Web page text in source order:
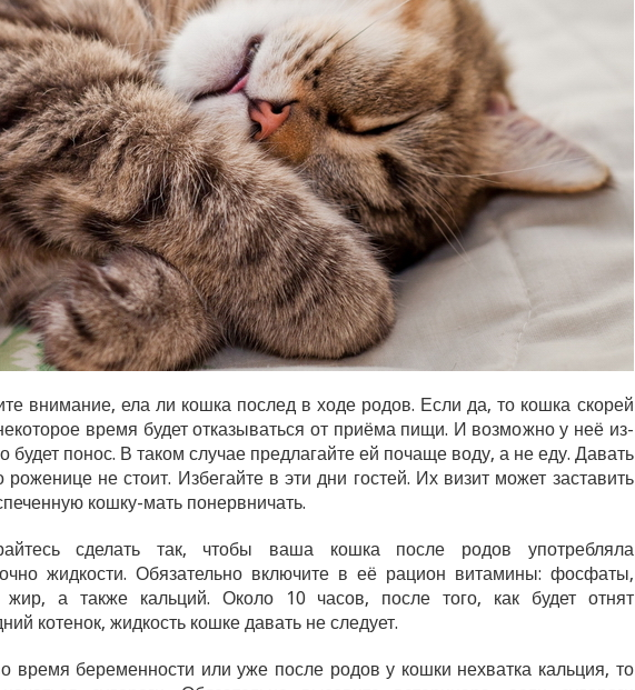
внимание, ела ли кошка послед в ходе родов. Если да, то кошка скорей
время будет отказываться от приёма пищи. И возможно у неё из-
будет понос. В таком случае предлагайте ей почаще воду, а не еду. Давать
роженице не стоит. Избегайте в эти дни гостей. Их визит может заставить
кошку-мать понервничать.
сделать так, чтобы ваша кошка после родов употребляла
жидкости. Обязательно включите в её рацион витамины: фосфаты,
жир, а также кальций. Около 10 часов, после того, как будет отнят
котенок, жидкость кошке давать не следует.
время беременности или уже после родов у кошки нехватка кальция, то